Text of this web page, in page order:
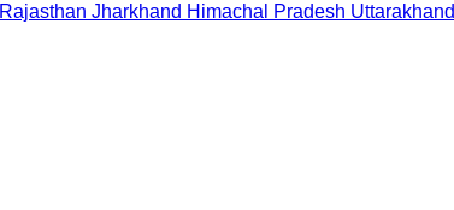
Rajasthan Jharkhand Himachal Pradesh Uttarakhand